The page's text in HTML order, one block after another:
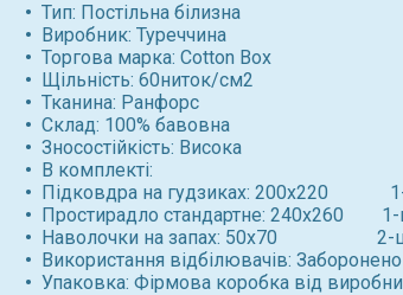
Тип: Постільна білизна
Виробник: Туреччина
Торгова марка: Cotton Box
Щільність: 60ниток/см2
Тканина: Ранфорс
Склад: 100% бавовна
Зносостійкість: Висока
В комплекті:
Підковдра на гудзиках: 200x220
Простирадло стандартне: 240x260
Наволочки на запах: 50x70 2-
Використання відбілювачів: Заборонено
Упаковка: Фірмова коробка від